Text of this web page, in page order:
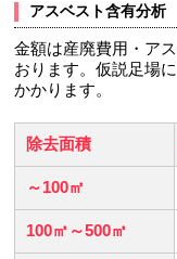
アスベスト含有分析
金額は産廃費用・ア
おります。仮説足場
かかります。
除去面積
～100㎡
100㎡～500㎡